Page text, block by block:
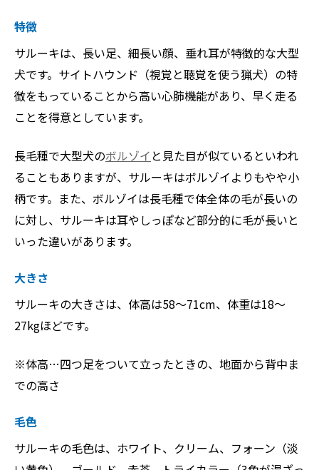
特徴
サルーキは、長い足、細長い顔、垂れ耳が特徴的な大型
犬です。サイトハウンド（視覚と聴覚を使う猟犬）の特
徴をもっていることから高い心肺機能があり、早く走る
ことを得意としています。
長毛種で大型犬のボルゾイ と見た目が似ているといわれ
ることもありますが、サルーキはボルゾイよりもやや小
柄です。また、ボルゾイは長毛種で体全体の毛が長いの
に対し、サルーキは耳やしっぽなど部分的に毛が長いと
いった違いがあります。
大きさ
サルーキの大きさは、体高は58〜71cm、体重は18～
27kgほどです。
※体高…四つ足をついて立ったときの、地面から背中ま
での高さ
毛色
サルーキの毛色は、ホワイト、クリーム、フォーン（淡